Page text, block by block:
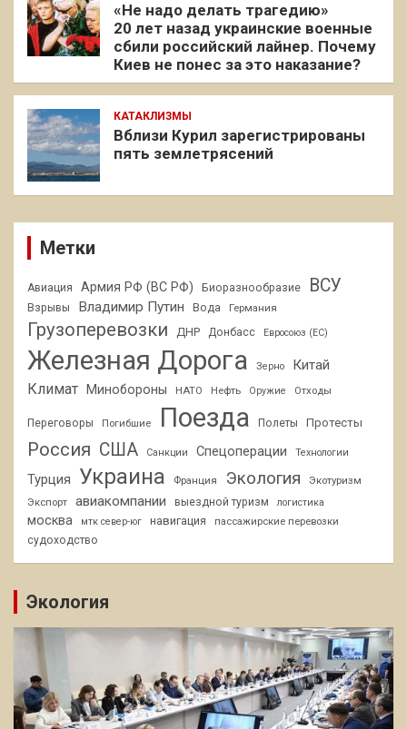
«Не надо делать трагедию»
20 лет назад украинские военные
сбили российский лайнер. Почему
Киев не понес за это наказание?
КАТАКЛИЗМЫ
Вблизи Курил зарегистрированы
пять землетрясений
Метки
Авиация Армия РФ (ВС РФ) Биоразнообразие ВСУ
Взрывы Владимир Путин Вода Германия
Грузоперевозки ДНР Донбасс Евросоюз (ЕС)
Железная Дорога Зерно Китай
Климат Минобороны НАТО Нефть Оружие Отходы
Переговоры Погибшие Поезда Полеты Протесты
Россия США Санкции Спецоперации Технологии
Турция Украина Франция Экология
Экотуризм
Экспорт
авиакомпании выездной туризм логистика
москва мтк север-юг навигация
пассажирские перевозки
судоходство
Экология